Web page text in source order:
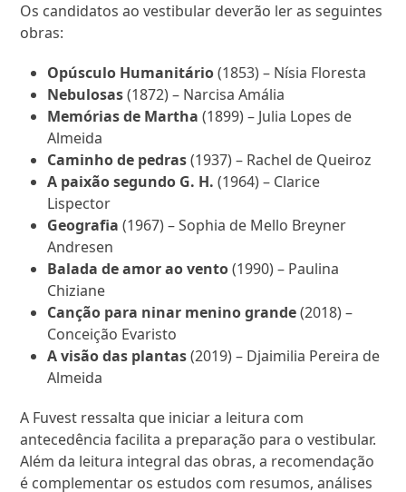
Os candidatos ao vestibular deverão ler as seguintes
obras:
Opúsculo Humanitário(1853) – Nísia Floresta
Nebulosas(1872) – Narcisa Amália
Memórias de Martha (1899) – Julia Lopes de
Almeida
Caminho de pedras(1937) – Rachel de Queiroz
A paixão segundo G. H. (1964) – Clarice
Lispector
Geografia (1967) – Sophia de Mello Breyner
Andresen
Balada de amor ao vento(1990) – Paulina
Chiziane
Canção para ninar menino grande(2018) –
Conceição Evaristo
A visão das plantas(2019) – Djaimilia Pereira de
Almeida
A Fuvest ressalta que iniciar a leitura com
antecedência facilita a preparação para o vestibular.
Além da leitura integral das obras, a recomendação
é complementar os estudos com resumos, análises